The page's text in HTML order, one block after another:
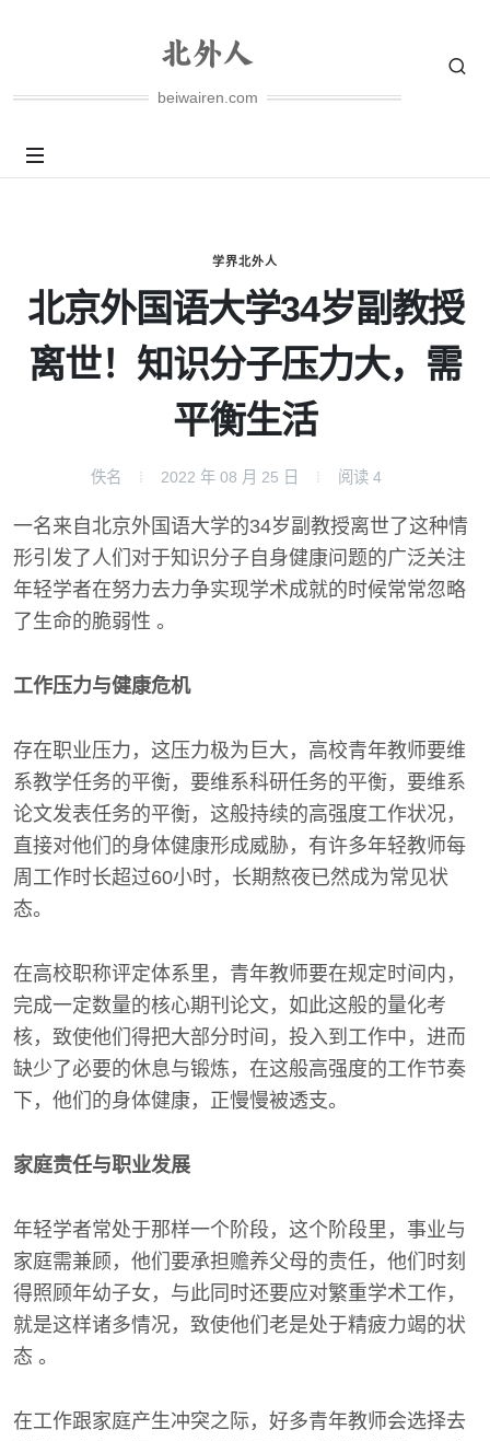
beiwairen.com
学界北外人
北京外国语大学34岁副教授
离世！知识分子压力大，需
平衡生活
佚名 2022 年 08 月 25 日 阅读 4
一名来自北京外国语大学的34岁副教授离世了这种情
形引发了人们对于知识分子自身健康问题的广泛关注
年轻学者在努力去力争实现学术成就的时候常常忽略
了生命的脆弱性 。
工作压力与健康危机
存在职业压力，这压力极为巨大，高校青年教师要维
系教学任务的平衡，要维系科研任务的平衡，要维系
论文发表任务的平衡，这般持续的高强度工作状况，
直接对他们的身体健康形成威胁，有许多年轻教师每
周工作时长超过60小时，长期熬夜已然成为常见状
态。
在高校职称评定体系里，青年教师要在规定时间内，
完成一定数量的核心期刊论文，如此这般的量化考
核，致使他们得把大部分时间，投入到工作中，进而
缺少了必要的休息与锻炼，在这般高强度的工作节奏
下，他们的身体健康，正慢慢被透支。
家庭责任与职业发展
年轻学者常处于那样一个阶段，这个阶段里，事业与
家庭需兼顾，他们要承担赡养父母的责任，他们时刻
得照顾年幼子女，与此同时还要应对繁重学术工作，
就是这样诸多情况，致使他们老是处于精疲力竭的状
态 。
在工作跟家庭产生冲突之际，好多青年教师会选择去